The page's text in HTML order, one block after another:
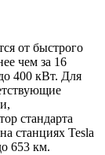
от быстрого
чем за 16
400 кВт. Для
стандарта
станциях Tesla
653 км.